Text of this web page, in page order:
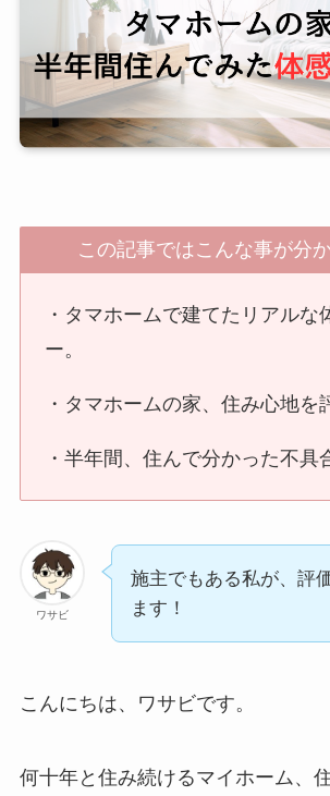
この記事ではこんな事が分か
・タマホームで建てたリアルな
ー。
・タマホームの家、住み心地を
・半年間、住んで分かった不具
ワサビ
施主でもある私が、評
ます！
こんにちは、ワサビです。
何十年と住み続けるマイホーム、